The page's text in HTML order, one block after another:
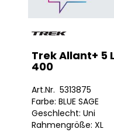
Trek Allant+ 5
400
Art.Nr. 5313875
Farbe: BLUE SAGE
Geschlecht: Uni
Rahmengröße: XL